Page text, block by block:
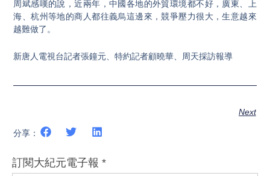
周斌感嘆的說，近兩年，中國各地的外貿環境都不好，廣東、上
海、杭州等地的商人都往義烏這邊來，競爭壓力很大，生意越來
越難做了。
新唐人電視台記者張鐘元、特約記者顧曉華、周天採訪報導
Next
分享：